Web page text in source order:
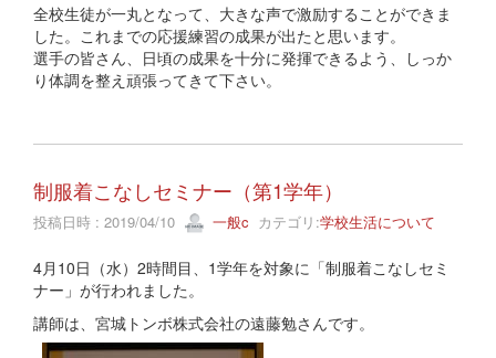
全校生徒が一丸となって、大きな声で激励することができま
した。これまでの応援練習の成果が出たと思います。
選手の皆さん、日頃の成果を十分に発揮できるよう、しっか
り体調を整え頑張ってきて下さい。
制服着こなしセミナー（第1学年）
投稿日時 : 2019/04/10 一般c カテゴリ:学校生活について
4月10日（水）2時間目、1学年を対象に「制服着こなしセミ
ナー」が行われました。
講師は、宮城トンボ株式会社の遠藤勉さんです。